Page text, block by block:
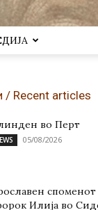
/ Recent articles
во Перт
05/08/2026
споменот
Илија во